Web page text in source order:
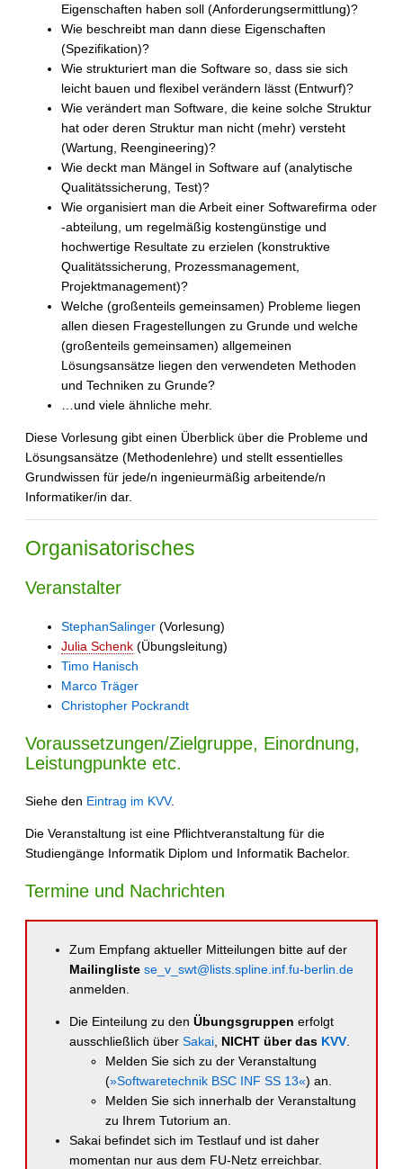
Eigenschaften haben soll (Anforderungsermittlung)?
Wie beschreibt man dann diese Eigenschaften
(Spezifikation)?
Wie strukturiert man die Software so, dass sie sich
leicht bauen und flexibel verändern lässt (Entwurf)?
Wie verändert man Software, die keine solche Struktur
hat oder deren Struktur man nicht (mehr) versteht
(Wartung, Reengineering)?
Wie deckt man Mängel in Software auf (analytische
Qualitätssicherung, Test)?
Wie organisiert man die Arbeit einer Softwarefirma oder
-abteilung, um regelmäßig kostengünstige und
hochwertige Resultate zu erzielen (konstruktive
Qualitätssicherung, Prozessmanagement,
Projektmanagement)?
Welche (großenteils gemeinsamen) Probleme liegen
allen diesen Fragestellungen zu Grunde und welche
(großenteils gemeinsamen) allgemeinen
Lösungsansätze liegen den verwendeten Methoden
und Techniken zu Grunde?
…und viele ähnliche mehr.
Diese Vorlesung gibt einen Überblick über die Probleme und
Lösungsansätze (Methodenlehre) und stellt essentielles
Grundwissen für jede/n ingenieurmäßig arbeitende/n
Informatiker/in dar.
Organisatorisches
Veranstalter
StephanSalinger (Vorlesung)
Julia Schenk (Übungsleitung)
Timo Hanisch
Marco Träger
Christopher Pockrandt
Voraussetzungen/Zielgruppe, Einordnung,
Leistungpunkte etc.
Siehe den Eintrag im KVV.
Die Veranstaltung ist eine Pflichtveranstaltung für die
Studiengänge Informatik Diplom und Informatik Bachelor.
Termine und Nachrichten
Zum Empfang aktueller Mitteilungen bitte auf der
Mailingliste se_v_swt@lists.spline.inf.fu-berlin.de
anmelden.
Die Einteilung zu den Übungsgruppen erfolgt
ausschließlich über Sakai, NICHT über das KVV.
Melden Sie sich zu der Veranstaltung
(»Softwaretechnik BSC INF SS 13«) an.
Melden Sie sich innerhalb der Veranstaltung
zu Ihrem Tutorium an.
Sakai befindet sich im Testlauf und ist daher
momentan nur aus dem FU-Netz erreichbar.